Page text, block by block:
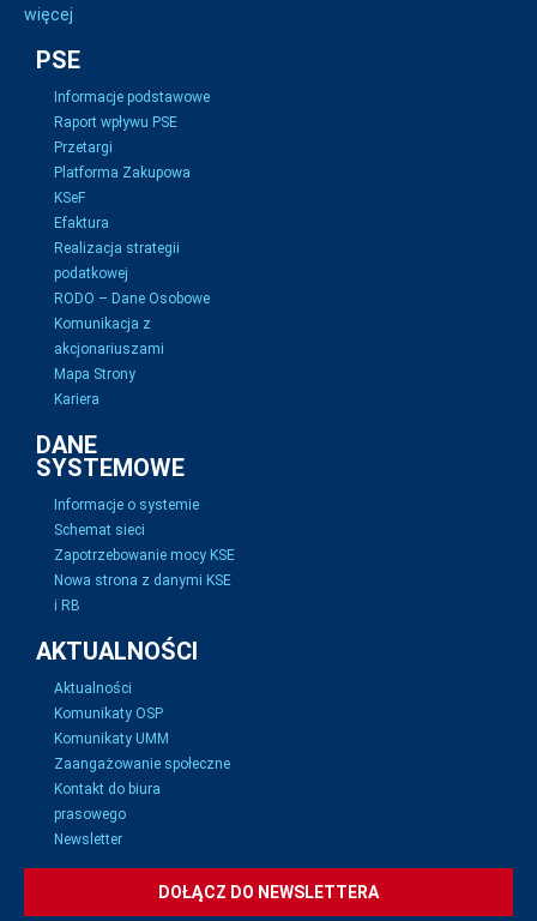
więcej
PSE
Informacje podstawowe
Raport wpływu PSE
Przetargi
Platforma Zakupowa
KSeF
Efaktura
Realizacja strategii
podatkowej
RODO – Dane Osobowe
Komunikacja z
akcjonariuszami
Mapa Strony
Kariera
DANE
SYSTEMOWE
Informacje o systemie
Schemat sieci
Zapotrzebowanie mocy KSE
Nowa strona z danymi KSE
i RB
AKTUALNOŚCI
Aktualności
Komunikaty OSP
Komunikaty UMM
Zaangażowanie społeczne
Kontakt do biura
prasowego
Newsletter
DOŁĄCZ DO NEWSLETTERA